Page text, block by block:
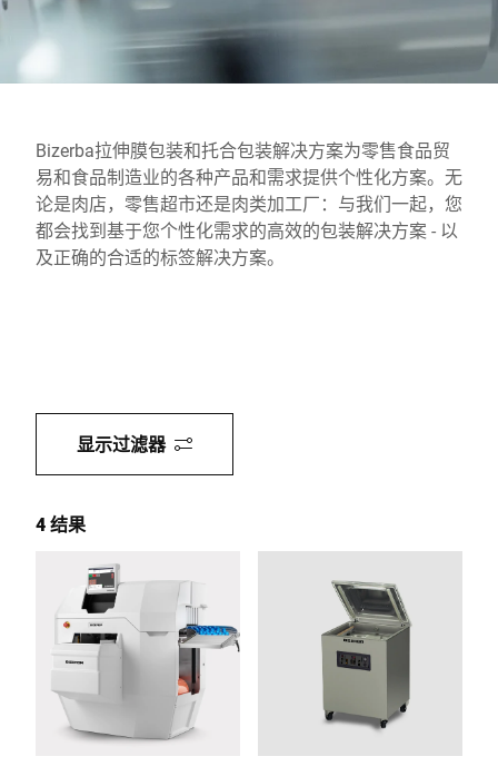
Bizerba拉伸膜包装和托合包装解决方案为零售食品贸
易和食品制造业的各种产品和需求提供个性化方案。无
论是肉店，零售超市还是肉类加工厂：与我们一起，您
都会找到基于您个性化需求的高效的包装解决方案 - 以
及正确的合适的标签解决方案。
显示过滤器
4 结果